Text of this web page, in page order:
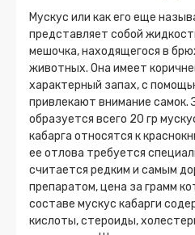
Мускус или как его еще
представляет собой
мешочка, находящегося в
животных. Она имеет
характерный запах, с
привлекают внимание самок.
образуется всего 20 гр
кабарга относятся к
ее отлова требуется
считается редким и самым
препаратом, цена за грамм
составе мускус кабарги
кислоты, стероиды,